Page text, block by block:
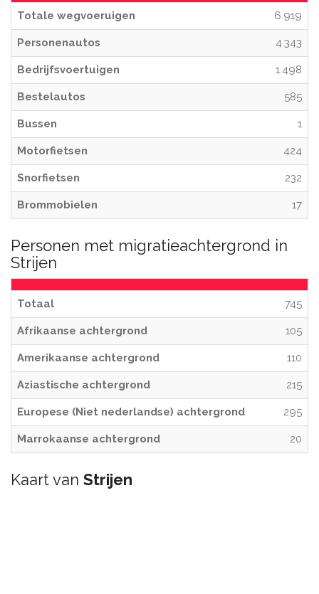
Totale wegvoeruigen 6.919
Personenautos 4.343
Bedrijfsvoertuigen 1.498
Bestelautos 585
Bussen 1
Motorfietsen 424
Snorfietsen 232
Brommobielen 17
Personen met migratieachtergrond in
Strijen
Totaal 745
Afrikaanse achtergrond 105
Amerikaanse achtergrond 110
Aziastische achtergrond 215
Europese (Niet nederlandse) achtergrond 295
Marrokaanse achtergrond 20
Kaart van Strijen